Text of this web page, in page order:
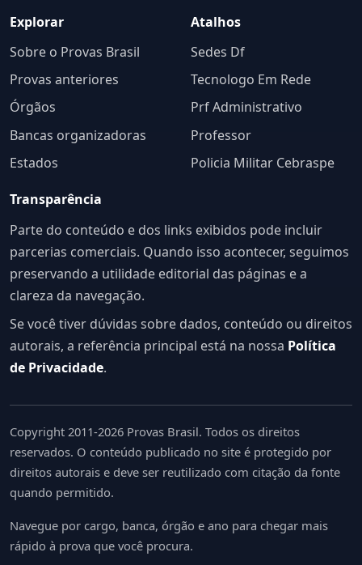
Explorar
Sobre o Provas Brasil
Provas anteriores
Órgãos
Bancas organizadoras
Estados
Atalhos
Sedes Df
Tecnologo Em Rede
Prf Administrativo
Professor
Policia Militar Cebraspe
Transparência
Parte do conteúdo e dos links exibidos pode incluir
parcerias comerciais. Quando isso acontecer, seguimos
preservando a utilidade editorial das páginas e a
clareza da navegação.
Se você tiver dúvidas sobre dados, conteúdo ou direitos
autorais, a referência principal está na nossa Política
de Privacidade.
Copyright 2011-2026 Provas Brasil. Todos os direitos
reservados. O conteúdo publicado no site é protegido por
direitos autorais e deve ser reutilizado com citação da fonte
quando permitido.
Navegue por cargo, banca, órgão e ano para chegar mais
rápido à prova que você procura.